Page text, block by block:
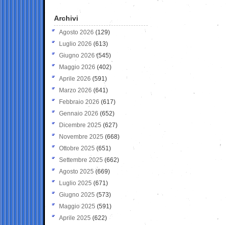
Archivi
Agosto 2026 (129)
Luglio 2026 (613)
Giugno 2026 (545)
Maggio 2026 (402)
Aprile 2026 (591)
Marzo 2026 (641)
Febbraio 2026 (617)
Gennaio 2026 (652)
Dicembre 2025 (627)
Novembre 2025 (668)
Ottobre 2025 (651)
Settembre 2025 (662)
Agosto 2025 (669)
Luglio 2025 (671)
Giugno 2025 (573)
Maggio 2025 (591)
Aprile 2025 (622)